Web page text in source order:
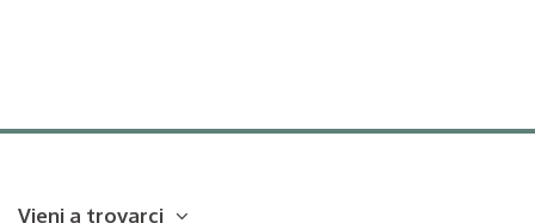
Vieni a trovarci